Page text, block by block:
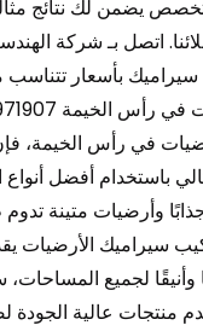
يضمن لك نتائج
اتصل بـ شركة
بأسعار تتناسب
في رأس الخيمة،
باستخدام أفضل
وأرضيات متينة تدوم
سيراميك الأرضيات
وأنيقًا لجميع
منتجات عالية الجودة